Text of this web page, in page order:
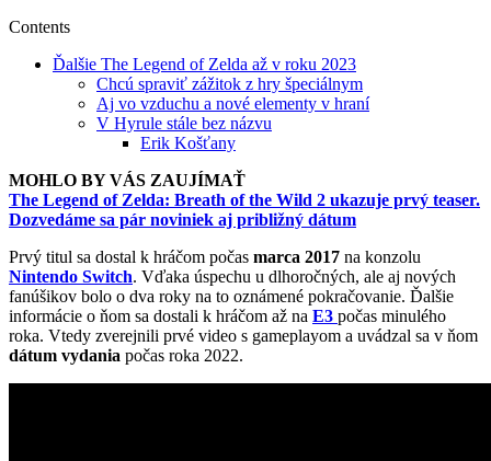
Contents
Ďalšie The Legend of Zelda až v roku 2023
Chcú spraviť zážitok z hry špeciálnym
Aj vo vzduchu a nové elementy v hraní
V Hyrule stále bez názvu
Erik Košťany
MOHLO BY VÁS ZAUJÍMAŤ
The Legend of Zelda: Breath of the Wild 2 ukazuje prvý teaser.
Dozvedáme sa pár noviniek aj približný dátum
Prvý titul sa dostal k hráčom počas marca 2017 na konzolu
Nintendo Switch. Vďaka úspechu u dlhoročných, ale aj nových
fanúšikov bolo o dva roky na to oznámené pokračovanie. Ďalšie
informácie o ňom sa dostali k hráčom až na E3 počas minulého
roka. Vtedy zverejnili prvé video s gameplayom a uvádzal sa v ňom
dátum vydania počas roka 2022.